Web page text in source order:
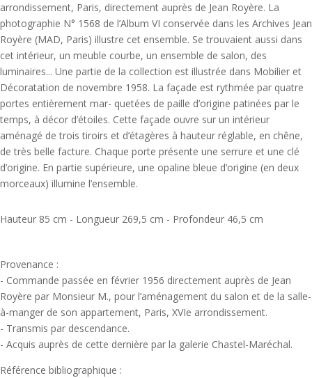
arrondissement, Paris, directement auprès de Jean Royère. La
photographie N° 1568 de l’Album VI conservée dans les Archives Jean
Royère (MAD, Paris) illustre cet ensemble. Se trouvaient aussi dans
cet intérieur, un meuble courbe, un ensemble de salon, des
luminaires... Une partie de la collection est illustrée dans Mobilier et
Décoratation de novembre 1958. La façade est rythmée par quatre
portes entièrement mar- quetées de paille d’origine patinées par le
temps, à décor d’étoiles. Cette façade ouvre sur un intérieur
aménagé de trois tiroirs et d’étagères à hauteur réglable, en chêne,
de très belle facture. Chaque porte présente une serrure et une clé
d’origine. En partie supérieure, une opaline bleue d’origine (en deux
morceaux) illumine l’ensemble.
Hauteur 85 cm - Longueur 269,5 cm - Profondeur 46,5 cm
Provenance :
- Commande passée en février 1956 directement auprès de Jean
Royère par Monsieur M., pour l’aménagement du salon et de la salle-
à-manger de son appartement, Paris, XVIe arrondissement.
- Transmis par descendance.
- Acquis auprès de cette dernière par la galerie Chastel-Maréchal.
Référence bibliographique :